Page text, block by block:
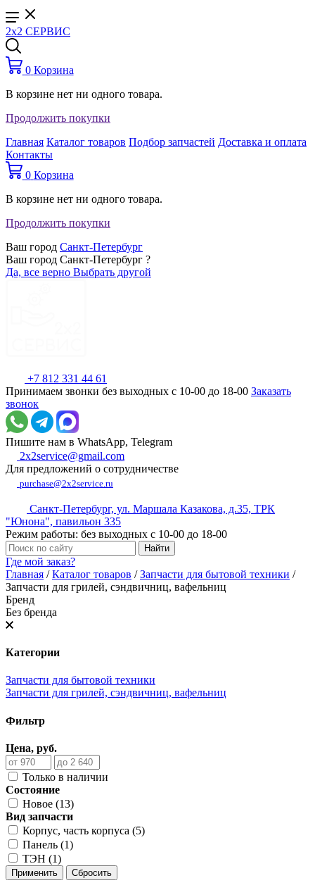
2x2 СЕРВИС
0 Корзина
В корзине нет ни одного товара.
Продолжить покупки
Главная Каталог товаров Подбор запчастей Доставка и оплата
Контакты
0 Корзина
В корзине нет ни одного товара.
Продолжить покупки
Ваш город Санкт-Петербург
Ваш город Санкт-Петербург ?
Да, все верно Выбрать другой
+7 812 331 44 61
Принимаем звонки без выходных с 10-00 до 18-00 Заказать
звонок
Пишите нам в WhatsApp, Telegram
2x2service@gmail.com
Для предложений о сотрудничестве
purchase@2x2service.ru
Санкт-Петербург, ул. Маршала Казакова, д.35, ТРК
"Юнона", павильон 335
Режим работы: без выходных с 10-00 до 18-00
Где мой заказ?
Главная /Каталог товаров /Запчасти для бытовой техники /
Запчасти для грилей, сэндвичниц, вафельниц
Бренд
Без бренда
Категории
Запчасти для бытовой техники
Запчасти для грилей, сэндвичниц, вафельниц
Фильтр
Цена, руб.
Только в наличии
Состояние
Новое (13)
Вид запчасти
Корпус, часть корпуса (5)
Панель (1)
ТЭН (1)
Применить Сбросить